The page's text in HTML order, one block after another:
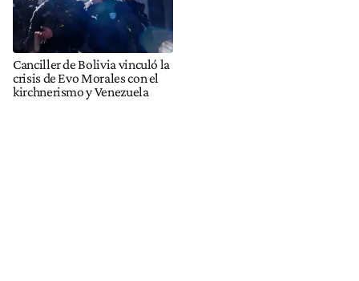
Canciller de Bolivia vinculó la
crisis de Evo Morales con el
kirchnerismo y Venezuela